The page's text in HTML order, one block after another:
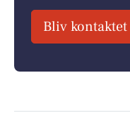
Bliv kontaktet